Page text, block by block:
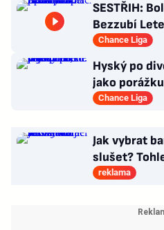
SESTŘIH:
Bezzubí
domácí
Chance Liga
Hyský po
jako
hodně
Chance Liga
Jak vybrat
slušet?
reklama